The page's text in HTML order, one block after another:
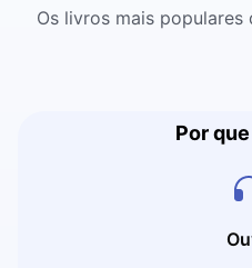
Os livros mais populares
Por